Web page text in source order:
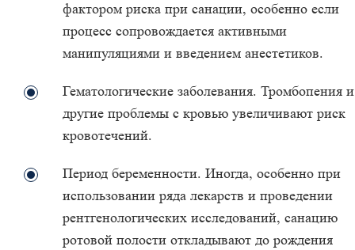
фактором риска при санации, особенно если
процесс сопровождается активными
манипуляциями и введением анестетиков.
Гематологические заболевания. Тромбопения и
другие проблемы с кровью увеличивают риск
кровотечений.
Период беременности. Иногда, особенно при
использовании ряда лекарств и проведении
рентгенологических исследований, санацию
ротовой полости откладывают до рождения